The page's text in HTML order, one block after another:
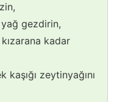
yağ gezdirin,
kadar
zeytinyağını